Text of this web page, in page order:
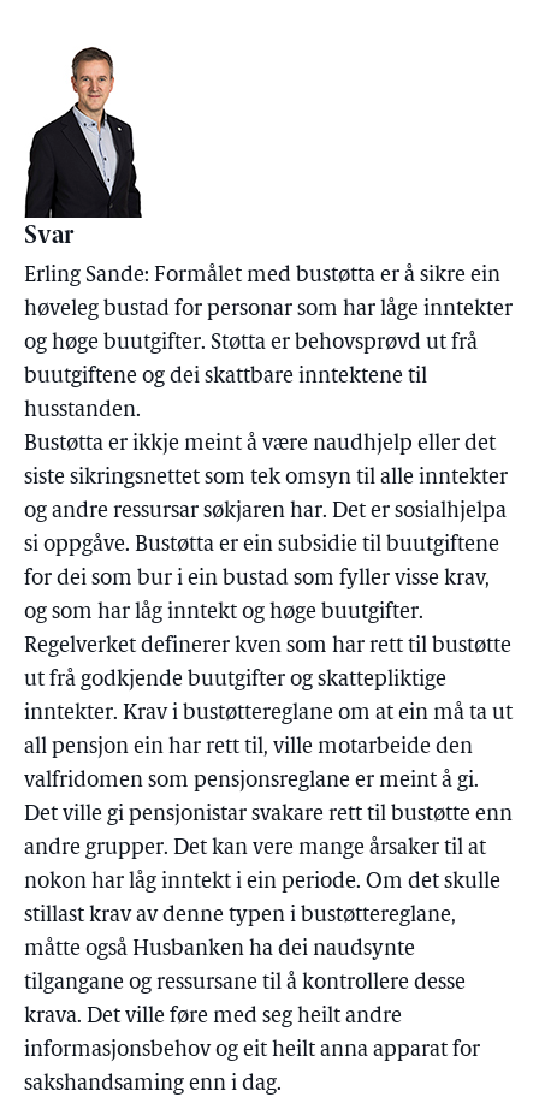
Svar
Erling Sande: Formålet med bustøtta er å sikre ein
høveleg bustad for personar som har låge inntekter
og høge buutgifter. Støtta er behovsprøvd ut frå
buutgiftene og dei skattbare inntektene til
husstanden.
Bustøtta er ikkje meint å være naudhjelp eller det
siste sikringsnettet som tek omsyn til alle inntekter
og andre ressursar søkjaren har. Det er sosialhjelpa
si oppgåve. Bustøtta er ein subsidie til buutgiftene
for dei som bur i ein bustad som fyller visse krav,
og som har låg inntekt og høge buutgifter.
Regelverket definerer kven som har rett til bustøtte
ut frå godkjende buutgifter og skattepliktige
inntekter. Krav i bustøttereglane om at ein må ta ut
all pensjon ein har rett til, ville motarbeide den
valfridomen som pensjonsreglane er meint å gi.
Det ville gi pensjonistar svakare rett til bustøtte enn
andre grupper. Det kan vere mange årsaker til at
nokon har låg inntekt i ein periode. Om det skulle
stillast krav av denne typen i bustøttereglane,
måtte også Husbanken ha dei naudsynte
tilgangane og ressursane til å kontrollere desse
krava. Det ville føre med seg heilt andre
informasjonsbehov og eit heilt anna apparat for
sakshandsaming enn i dag.